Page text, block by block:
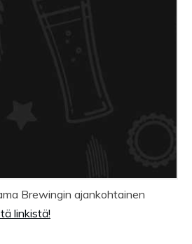
Brewingin ajankohtainen
linkistä!